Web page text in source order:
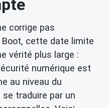
corrige pas
cette date limite
vérité plus large :
numérique est
au niveau du
traduire par un